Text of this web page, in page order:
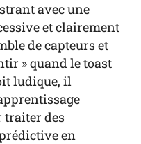
avec une
et clairement
de capteurs et
» quand le toast
ludique, il
traiter des
en